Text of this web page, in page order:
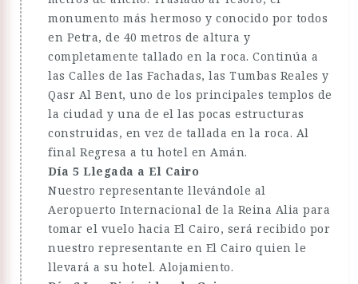
monumento más hermoso y conocido por todos
en Petra, de 40 metros de altura y
completamente tallado en la roca. Continúa a
las Calles de las Fachadas, las Tumbas Reales y
Qasr Al Bent, uno de los principales templos de
la ciudad y una de el las pocas estructuras
construidas, en vez de tallada en la roca. Al
final Regresa a tu hotel en Amán.
Día 5 Llegada a El Cairo
Nuestro representante llevándole al
Aeropuerto Internacional de la Reina Alia para
tomar el vuelo hacia El Cairo, será recibido por
nuestro representante en El Cairo quien le
llevará a su hotel. Alojamiento.